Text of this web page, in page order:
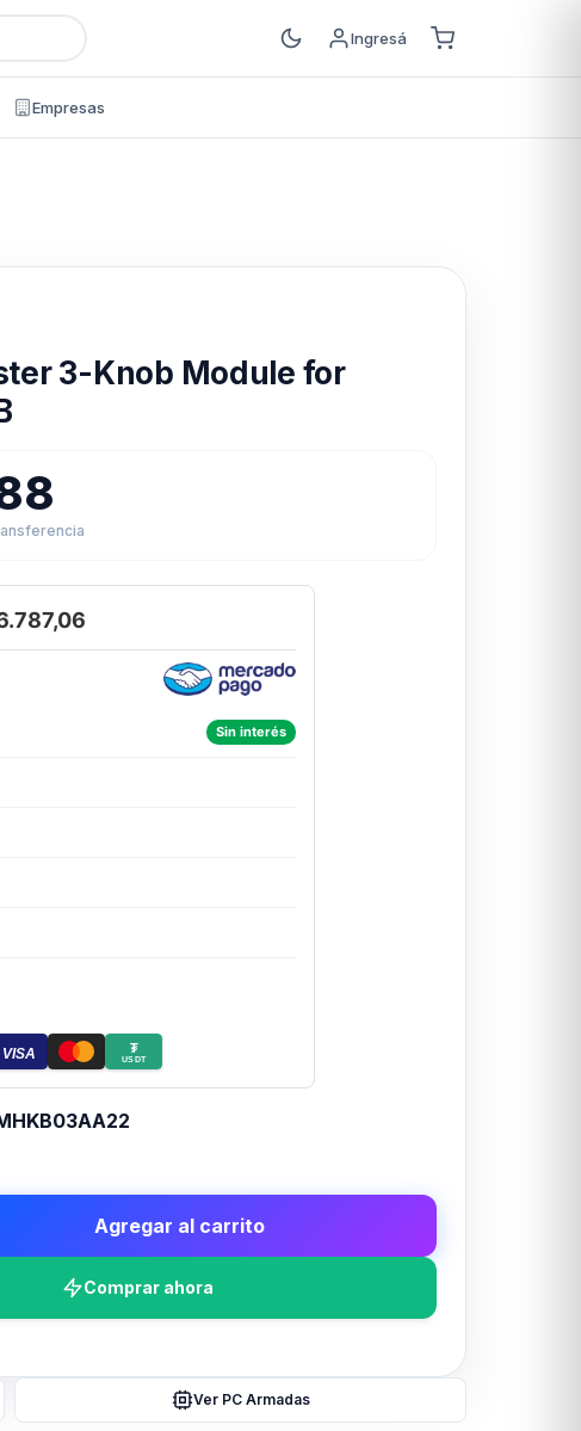
Ingresá
Empresas
3-Knob Module for
Sin interés
VISA ₮
USDT
Agregar al carrito
Comprar ahora
Ver PC Armadas